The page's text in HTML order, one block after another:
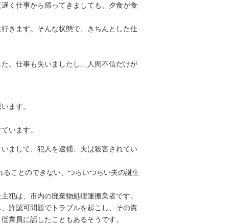
く仕事から帰ってきましても、夕食が食
きます。そんな状態で、きちんとした仕
。仕事も失いましたし、人間不信だけが
ます。
います。
まして、犯人を逮捕、夫は殺害されてい
ことのできない、つらいつらい夫の誕生
犯は、市内の廃棄物処理運搬業者です。
許認可問題でトラブルを起こし、その責
業員に話したこともあるそうです。